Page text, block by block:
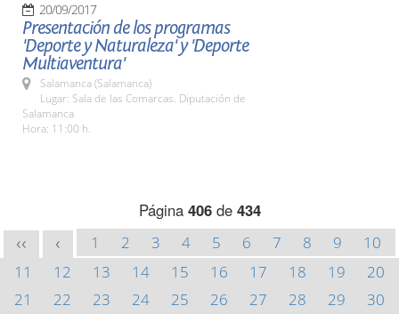
20/09/2017
Presentación de los programas
'Deporte y Naturaleza' y 'Deporte
Multiaventura'
Salamanca (Salamanca)
Lugar: Sala de las Comarcas. Diputación de
Salamanca
Hora: 11:00 h.
Página 406de 434
<< < 1 2 3 4 5 6 7 8 9
10
11
12 13 14 15 16 17 18 19
20
21
22 23 24 25 26 27 28 29
30